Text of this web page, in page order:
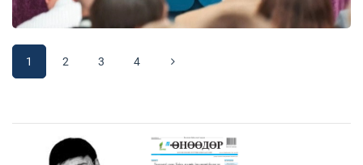
1 2 3 4